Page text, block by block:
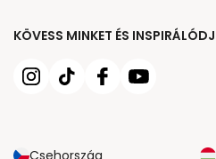
KÖVESS MINKET ÉS INSPIRÁLÓDJ
Csehország